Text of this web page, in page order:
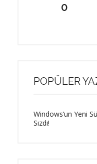
0
POPÜLER
Windows’un Yeni
Sızdı!